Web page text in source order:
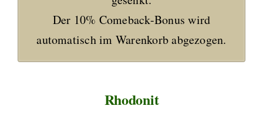
Der 10% Comeback-Bonus wird
automatisch im Warenkorb abgezogen.
Rhodonit